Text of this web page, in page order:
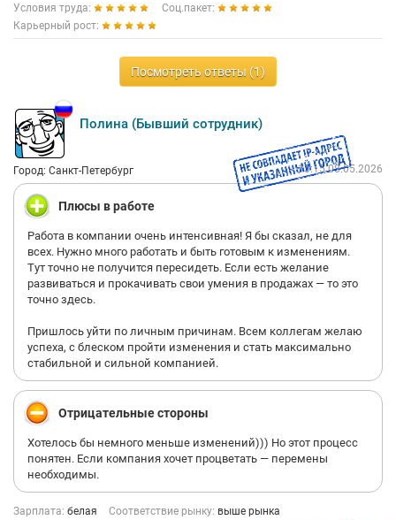
Условия труда:
Соц.пакет:
Карьерный рост:
Посмотреть ответы (1)
Полина (Бывший сотрудник)
Город: Санкт-Петербург 13:15 08.05.2026
Плюсы в работе
Работа в компании очень интенсивная! Я бы сказал, не для
всех. Нужно много работать и быть готовым к изменениям.
Тут точно не получится пересидеть. Если есть желание
развиваться и прокачивать свои умения в продажах — то это
точно здесь.
Пришлось уйти по личным причинам. Всем коллегам желаю
успеха, с блеском пройти изменения и стать максимально
стабильной и сильной компанией.
Отрицательные стороны
Хотелось бы немного меньше изменений))) Но этот процесс
понятен. Если компания хочет процветать — перемены
необходимы.
Зарплата: белая Соответствие рынку: выше рынка